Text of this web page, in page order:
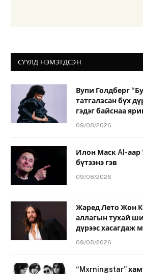
СҮҮЛД НЭМЭГДСЭН
Вупи Голдберг
татгалзсан бүх
гэдэг байснаа
09/08/2026
Илон Маск AI-аар
бүтээнэ гэв
09/08/2026
Жаред Лето Жон
аллагын тухай
дүрээс хасагдаж
09/08/2026
“Mxrningstar”